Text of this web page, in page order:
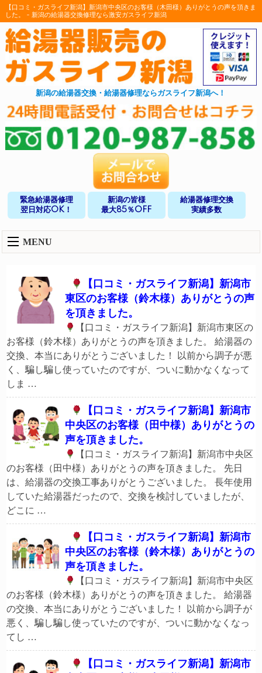
【口コミ・ガスライフ新潟】新潟市中央区のお客様（木田様）ありがとうの声を頂きま
した。 - 新潟の給湯器交換修理なら激安ガスライフ新潟
新潟の給湯器交換・給湯器修理ならガスライフ新潟へ！
緊急給湯器修理
翌日対応OK！
新潟の皆様
最大85％OFF
給湯器修理交換
実績多数
MENU
【口コミ・ガスライフ新潟】新潟市
東区のお客様（鈴木様）ありがとうの声
を頂きました。
【口コミ・ガスライフ新潟】新潟市東区の
お客様（鈴木様）ありがとうの声を頂きました。 給湯器の
交換、本当にありがとうございました！ 以前から調子が悪
く、騙し騙し使っていたのですが、ついに動かなくなって
しま …
【口コミ・ガスライフ新潟】新潟市
中央区のお客様（田中様）ありがとうの
声を頂きました。
【口コミ・ガスライフ新潟】新潟市中央区
のお客様（田中様）ありがとうの声を頂きました。 先日
は、給湯器の交換工事ありがとうございました。 長年使用
していた給湯器だったので、交換を検討していましたが、
どこに …
【口コミ・ガスライフ新潟】新潟市
中央区のお客様（鈴木様）ありがとうの
声を頂きました。
【口コミ・ガスライフ新潟】新潟市中央区
のお客様（鈴木様）ありがとうの声を頂きました。 給湯器
の交換、本当にありがとうございました！ 以前から調子が
悪く、騙し騙し使っていたのですが、ついに動かなくなっ
てし …
【口コミ・ガスライフ新潟】新潟市